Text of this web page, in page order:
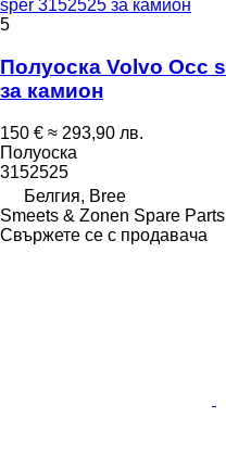
sper 3152525 за камион
5
Полуоска Volvo Occ
за камион
150 € ≈ 293,90 лв.
Полуоска
3152525
Белгия, Bree
Smeets & Zonen Spare Parts
Свържете се с продавача